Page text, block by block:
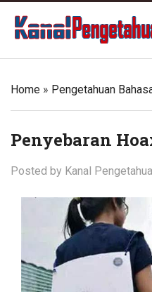
Home » Pengetahuan
Penyebaran
Posted by Kanal